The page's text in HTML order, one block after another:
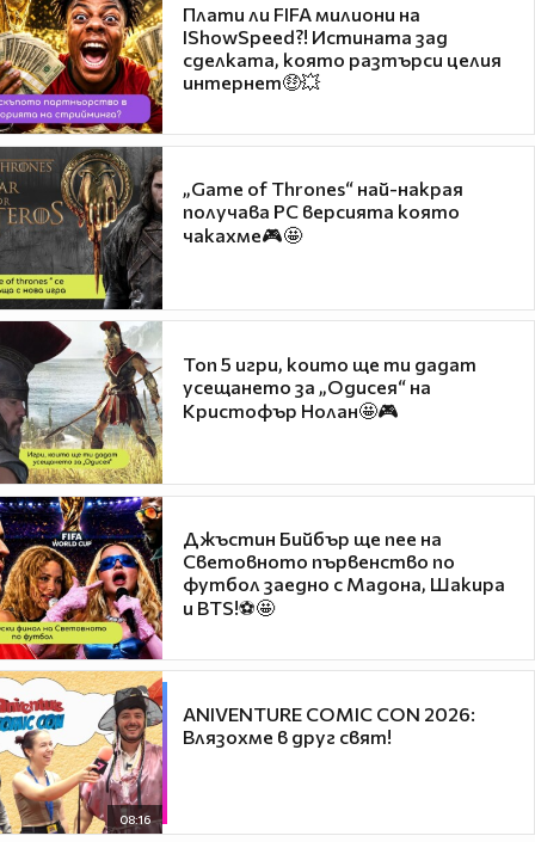
Плати ли FIFA милиони на
IShowSpeed?! Истината зад
сделката, която разтърси целия
интернет🤑💥
„Game of Thrones“ най-накрая
получава PC версията която
чакахме🎮🤩
Топ 5 игри, които ще ти дадат
усещането за „Одисея“ на
Кристофър Нолан🤩🎮
Джъстин Бийбър ще пее на
Световното първенство по
футбол заедно с Мадона, Шакира
и BTS!⚽🤩
08:16
ANIVENTURE COMIC CON 2026:
Влязохме в друг свят!